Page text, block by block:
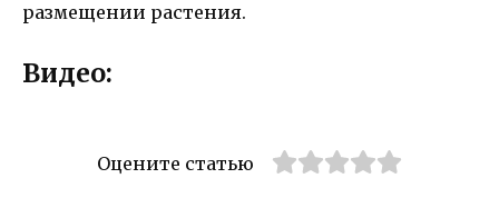
размещении растения.
Видео:
Оцените статью